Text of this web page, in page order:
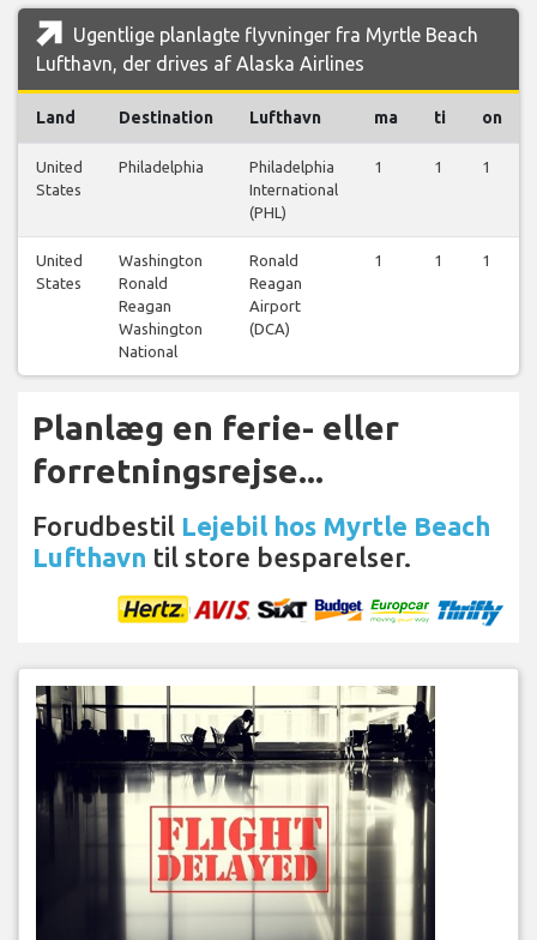
Ugentlige planlagte flyvninger fra Myrtle Beach
Lufthavn, der drives af Alaska Airlines
Land Destination Lufthavn ma ti on
United
States
Philadelphia
Philadelphia
International
(PHL)
1 1 1
United
States
Washington
Ronald
Reagan
Washington
National
Ronald
Reagan
Airport
(DCA)
1 1 1
Planlæg en ferie- eller
forretningsrejse...
Forudbestil Lejebil hos Myrtle Beach
Lufthavn til store besparelser.